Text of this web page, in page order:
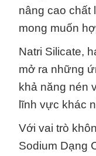
nâng cao chất
mong muốn
Natri Silicate,
mở ra những
khả năng nén
lĩnh vực khác
Với vai trò
Sodium Dạng